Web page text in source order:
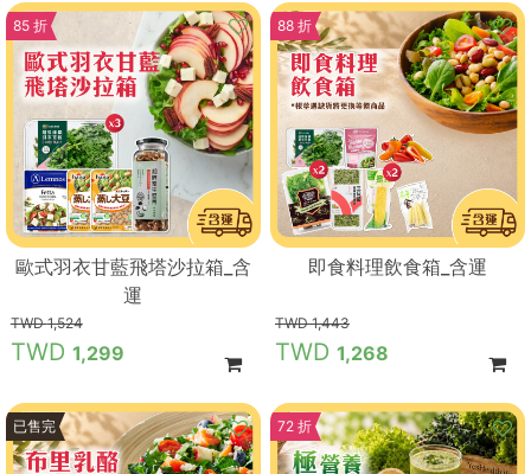
85 折
歐式羽衣甘藍飛塔沙拉箱_含
運
1,524
1,299
88 折
即食料理飲食箱_含運
1,443
1,268
83 折
已售完 72 折